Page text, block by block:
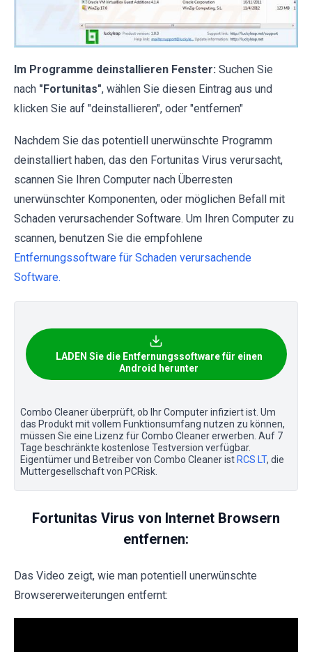
Im Programme deinstallieren Fenster: Suchen Sie
nach "Fortunitas", wählen Sie diesen Eintrag aus und
klicken Sie auf "deinstallieren", oder "entfernen"
Nachdem Sie das potentiell unerwünschte Programm
deinstalliert haben, das den Fortunitas Virus verursacht,
scannen Sie Ihren Computer nach Überresten
unerwünschter Komponenten, oder möglichen Befall mit
Schaden verursachender Software. Um Ihren Computer zu
scannen, benutzen Sie die empfohlene
Entfernungssoftware für Schaden verursachende
Software.
LADEN Sie die Entfernungssoftware für einen
Android herunter
Combo Cleaner überprüft, ob Ihr Computer infiziert ist. Um
das Produkt mit vollem Funktionsumfang nutzen zu können,
müssen Sie eine Lizenz für Combo Cleaner erwerben. Auf 7
Tage beschränkte kostenlose Testversion verfügbar.
Eigentümer und Betreiber von Combo Cleaner ist RCS LT, die
Muttergesellschaft von PCRisk.
Fortunitas Virus von Internet Browsern
entfernen:
Das Video zeigt, wie man potentiell unerwünschte
Browsererweiterungen entfernt: